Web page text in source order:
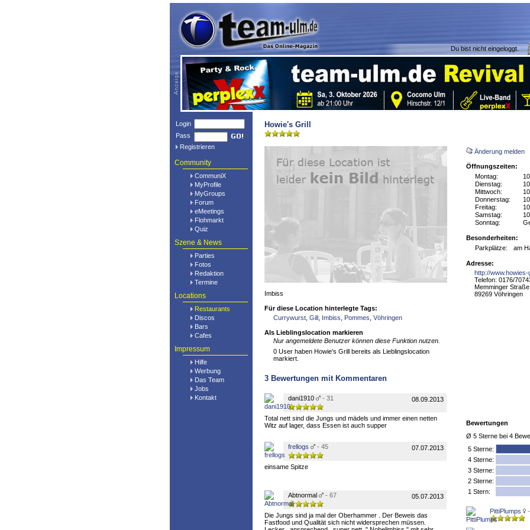
Du bist nicht eingeloggt.
Login
Pass
Registrieren
Community
CommuniX
MyProfile
MyGroups
Forum
eMeetings
Flohmarkt
Quiz
Szene & News
Parties
Fotos
Redaktion
Termine
Locations
Restaurants
Discos
Bars
Cafes
Impressum
Hilfe
Werbung
Das Team
Jobs
Kontakt
Howie's Grill
Änderung melden
Öffnungszeiten:
Montag:
Dienstag:
Mittwoch:
Donnerstag:
Freitag:
Samstag:
Sonntag:
Besonderheiten:
Parkplätze: am
Adresse:
http://www.howies-
Telefon: 0176/
Memminger
89269 Vöhringen
Bewertungen
Ø 5 Sterne bei 4
5 Sterne:
4 Sterne:
3 Sterne:
2 Sterne:
1 Stern:
PittiPlumps
Imbiss
Für diese Location hinterlegte Tags:
Currywurst Gill Imbiss Pommes Vöhringen
Als Lieblingslocation markieren
Nur angemeldete Benutzer können diese Funktion nutzen.
0 User haben Howie's Grill bereits als Lieblingslocation
markiert.
3 Bewertungen mit Kommentaren
dani1910 - 31 08.09.2013
Total nett sind die Jungs und mädels und immer einen netten
Witz auf lager, dass Essen ist auch supper
frellogs - 45 07.07.2013
einsame Spitze
Abtnormal - 67 05.07.2013
Die Jungs sind ja mal der Oberhammer . Der Beweis das
Fastfood und Qualität sich nicht widersprechen müssen.